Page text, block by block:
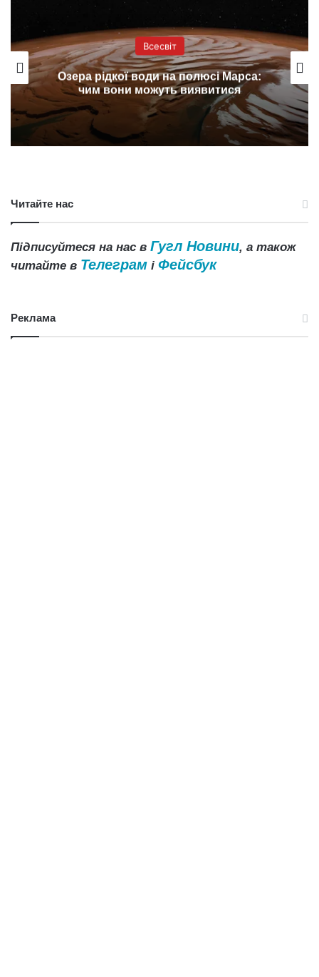
Всесвіт
Озера рідкої води на полюсі Марса:
чим вони можуть виявитися
Читайте нас
Підписуйтеся на нас в Гугл Новини, а також
читайте в Телеграм і Фейсбук
Реклама